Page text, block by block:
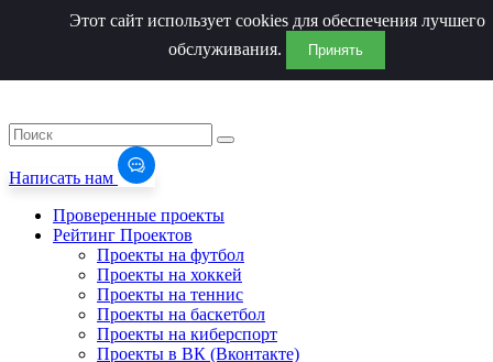
Написать нам
Проверенные проекты
Рейтинг Проектов
Проекты на футбол
Проекты на хоккей
Проекты на теннис
Проекты на баскетбол
Проекты на киберспорт
Проекты в ВК (Вконтакте)
Этот сайт использует cookies для обеспечения лучшего
обслуживания.
Принять